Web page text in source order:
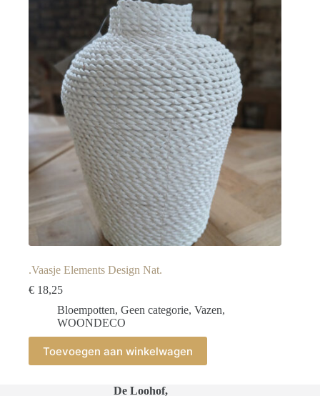
.Vaasje Elements Design Nat.
€ 18,25
Bloempotten, Geen categorie, Vazen,
WOONDECO
Toevoegen aan winkelwagen
De Loohof,